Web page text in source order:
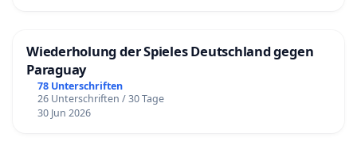
Wiederholung der Spieles Deutschland gegen
Paraguay
78 Unterschriften
26 Unterschriften / 30 Tage
30 Jun 2026